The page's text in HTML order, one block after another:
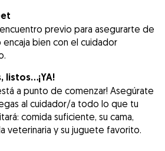
previo para asegurarte de
bien con el cuidador
listos...¡YA!
a punto de comenzar! Asegúrate
al cuidador/a todo lo que tu
comida suficiente, su cama,
veterinaria y su juguete favorito.